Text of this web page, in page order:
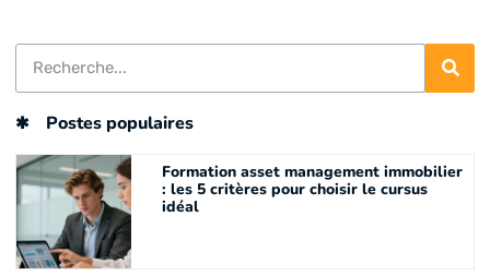
Postes populaires
Formation asset management immobilier
: les 5 critères pour choisir le cursus
idéal